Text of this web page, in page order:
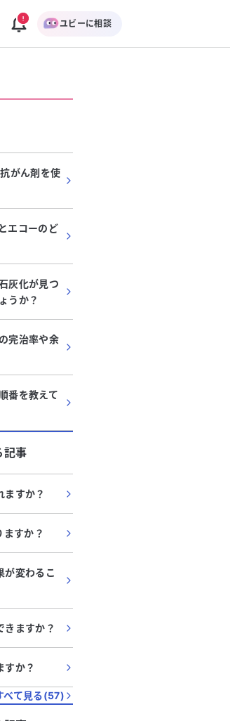
ユビーに相談
がん剤を使
エコーのど
灰化が見つ
うか？
完治率や余
番を教えて
記事
ますか？
すか？
が変わるこ
きますか？
すか？
べて見る(57)